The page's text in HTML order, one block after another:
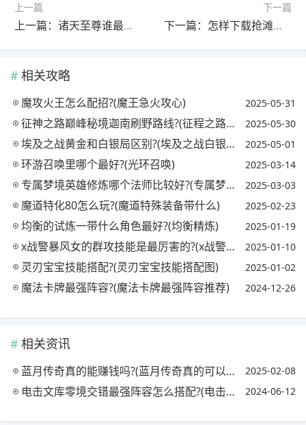
上一篇
上一篇：诸天至尊谁最厉害?(诸天至尊人物实力排名)
下一篇
下一篇：怎样下载抢滩登陆?(怎样下载抢滩登陆战2002)
相关攻略
魔攻火王怎么配招?(魔王急火攻心) 2025-05-31
征神之路巅峰秘境迦南刷野路线?(征程之路娜迦至宝) 2025-05-30
埃及之战黄金和白银局区别?(埃及之战白银奖励) 2025-05-01
环游召唤里哪个最好?(光环召唤) 2025-03-14
专属梦境英雄修炼哪个法师比较好?(专属梦境英雄修炼选谁) 2025-03-03
魔道特化80怎么玩?(魔道特殊装备带什么) 2025-02-23
均衡的试炼一带什么角色最好?(均衡精炼) 2025-01-19
x战警暴风女的群攻技能是最厉害的?(x战警暴风女神) 2025-01-10
灵刃宝宝技能搭配?(灵刃宝宝技能搭配图) 2025-01-02
魔法卡牌最强阵容?(魔法卡牌最强阵容推荐) 2024-12-26
相关资讯
蓝月传奇真的能赚钱吗?(蓝月传奇真的可以赚钱吗) 2025-02-08
电击文库零境交错最强阵容怎么搭配?(电击文库零境交错什么角色厉害) 2024-06-12